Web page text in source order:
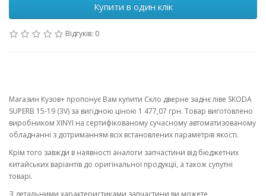
Купити в один клік
Відгуків: 0
Магазин Кузов+ пропонує Вам купити Скло дверне заднє ліве SKODA
SUPERB 15-19 (3V) за вигідною ціною 1 477,07 грн. Товар виготовлено
виробником XINYI на сертифікованому сучасному автоматизованому
обладнанні з дотриманням всіх встановлених параметрів якості.
Крім того завжди в наявності аналоги запчастини від бюджетних
китайських варіантів до оригінальної продукції, а також супутні
товарі.
З детальними характеристиками запчастини ви можете